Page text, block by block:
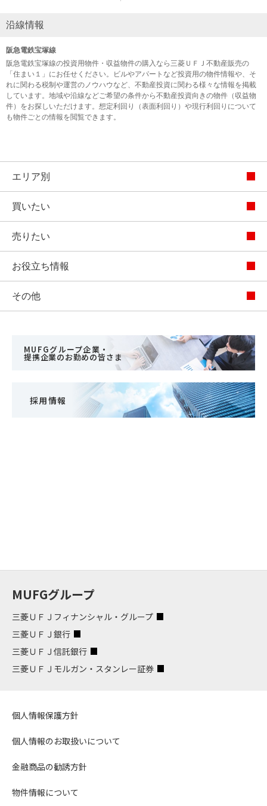
沿線情報
阪急電鉄宝塚線
阪急電鉄宝塚線の投資用物件・収益物件の購入なら三菱ＵＦＪ不動産販売の
「住まい１」にお任せください。ビルやアパートなど投資用の物件情報や、そ
れに関わる税制や運営のノウハウなど、不動産投資に関わる様々な情報を掲載
しています。地域や沿線などご希望の条件から不動産投資向きの物件（収益物
件）をお探しいただけます。想定利回り（表面利回り）や現行利回りについて
も物件ごとの情報を閲覧できます。
エリア別
買いたい
売りたい
お役立ち情報
その他
MUFGグループ企業・
提携企業のお勤めの皆さま
採用情報
MUFGグループ
三菱ＵＦＪフィナンシャル・グループ
三菱ＵＦＪ銀行
三菱ＵＦＪ信託銀行
三菱ＵＦＪモルガン・スタンレー証券
個人情報保護方針
個人情報のお取扱いについて
金融商品の勧誘方針
物件情報について